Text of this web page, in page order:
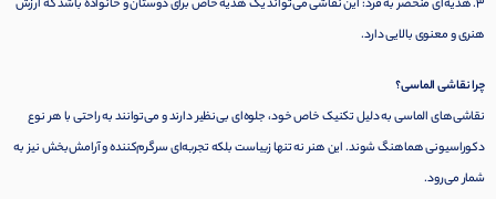
3. هدیه‌ای منحصر به فرد: این نقاشی می‌تواند یک هدیه خاص برای دوستان و خانواده باشد که ارزش
هنری و معنوی بالایی دارد.
چرا نقاشی الماسی؟
نقاشی‌های الماسی به دلیل تکنیک خاص خود، جلوه‌ای بی‌نظیر دارند و می‌توانند به راحتی با هر نوع
دکوراسیونی هماهنگ شوند. این هنر نه تنها زیباست بلکه تجربه‌ای سرگرم‌کننده و آرامش‌بخش نیز به
شمار می‌رود.